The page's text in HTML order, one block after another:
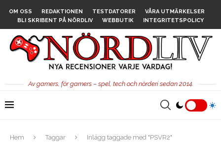
OM OSS REDAKTIONEN TESTDATORER
VÅRA UTMÄRKELSER
BLI SKRIBENT PÅ NÖRDLIV
WEBBUTIK INTEGRITETSPOLICY
Av gamers, för gamers – spel, tech och nörderi sedan 2014.
Hem Taggar Inlägg taggade med "PSVR2"